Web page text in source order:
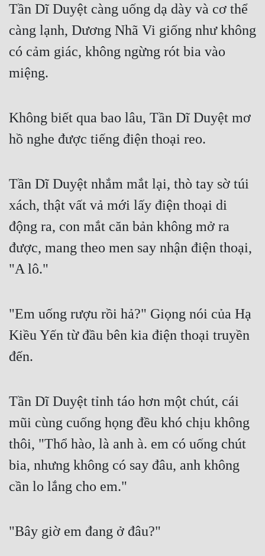
Đẹp Hiệp
Tính Cách Nhân Vật :
Sát Phạt Quyết Đoán
Tần Dĩ Duyệt càng uống dạ dày và cơ thể
càng lạnh, Dương Nhã Vi giống như không
có cảm giác, không ngừng rót bia vào
miệng.
Không biết qua bao lâu, Tần Dĩ Duyệt mơ
hồ nghe được tiếng điện thoại reo.
Tần Dĩ Duyệt nhắm mắt lại, thò tay sờ túi
xách, thật vất vả mới lấy điện thoại di
động ra, con mắt căn bản không mở ra
được, mang theo men say nhận điện thoại,
"A lô."
"Em uống rượu rồi hả?" Giọng nói của Hạ
Kiều Yến từ đầu bên kia điện thoại truyền
đến.
Tần Dĩ Duyệt tỉnh táo hơn một chút, cái
mũi cùng cuống họng đều khó chịu không
thôi, "Thổ hào, là anh à. em có uống chút
bia, nhưng không có say đâu, anh không
cần lo lắng cho em."
"Bây giờ em đang ở đâu?"